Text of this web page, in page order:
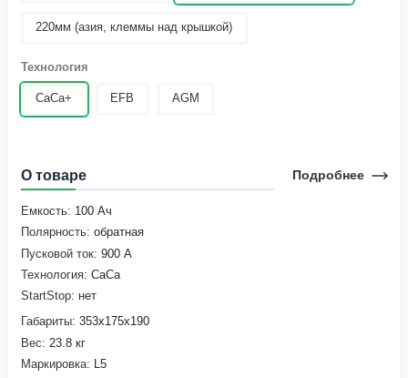
220мм (азия, клеммы над крышкой)
Технология
CaCa+ EFB AGM
О товаре Подробнее
Емкость: 100 Ач
Полярность: обратная
Пусковой ток: 900 А
Технология: CaCa
StartStop: нет
Габариты: 353х175х190
Вес: 23.8 кг
Маркировка: L5